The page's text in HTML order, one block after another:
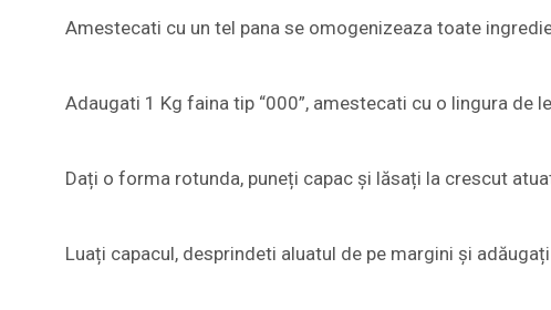
Amestecati cu un tel pana se omogenizeaza toate
Adaugati 1 Kg faina tip “000”, amestecati cu o lingura
Dați o forma rotunda, puneți capac și lăsați la crescut
Luați capacul, desprindeti aluatul de pe margini și